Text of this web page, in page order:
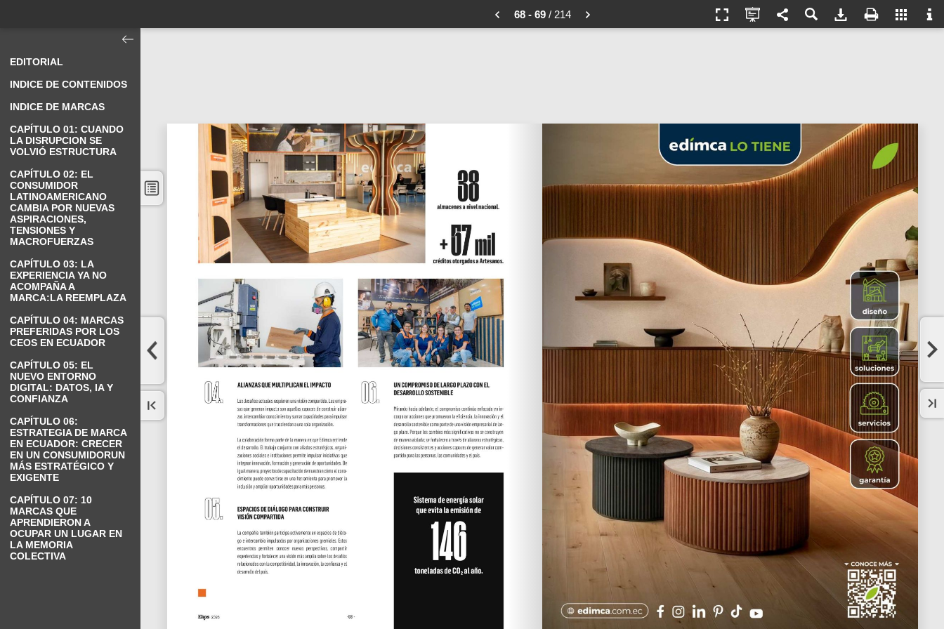
68 - 69/ 214
EDITORIAL
INDICE DE CONTENIDOS
INDICE DE MARCAS
CAPÍTULO 01: CUANDO
LA DISRUPCION SE
VOLVIÓ ESTRUCTURA
CAPÍTULO 02: EL
CONSUMIDOR
LATINOAMERICANO
CAMBIA POR NUEVAS
ASPIRACIONES,
TENSIONES Y
MACROFUERZAS
CAPÍTULO 03: LA
EXPERIENCIA YA NO
ACOMPAÑA A
MARCA:LA REEMPLAZA
CAPÍTULO 04: MARCAS
PREFERIDAS POR LOS
CEOS EN ECUADOR
CAPÍTULO 05: EL
NUEVO ENTORNO
DIGITAL: DATOS, IA Y
CONFIANZA
CAPÍTULO 06:
ESTRATEGIA DE MARCA
EN ECUADOR: CRECER
EN UN CONSUMIDORUN
MÁS ESTRATÉGICO Y
EXIGENTE
CAPÍTULO 07: 10
MARCAS QUE
APRENDIERON A
OCUPAR UN LUGAR EN
LA MEMORIA
COLECTIVA